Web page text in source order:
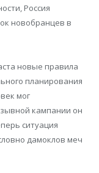
Россия
новобранцев в
новые правила
планирования
мог
кампании он
ситуация
дамоклов меч